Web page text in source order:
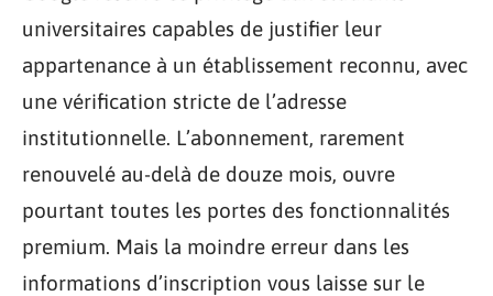
universitaires capables de justifier leur
appartenance à un établissement reconnu, avec
une vérification stricte de l’adresse
institutionnelle. L’abonnement, rarement
renouvelé au-delà de douze mois, ouvre
pourtant toutes les portes des fonctionnalités
premium. Mais la moindre erreur dans les
informations d’inscription vous laisse sur le